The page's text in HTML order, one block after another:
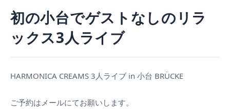
初の小台でゲストなしのリラ
ックス3人ライブ
HARMONICA CREAMS 3人ライブ in 小台 BRÜCKE
ご予約はメールにてお願いします。